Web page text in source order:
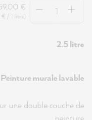
€
/ 1 litre)
2.5 litre
Peinture murale lavable
une double couche de